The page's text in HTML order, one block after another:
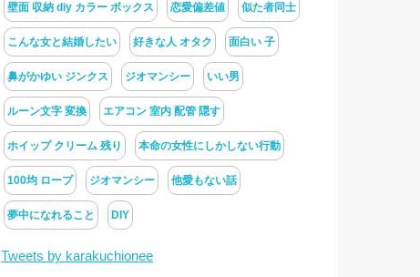
壁面 収納 diy カラー ボックス 恋愛偏差値 似た者同士
こんな女と結婚したい 好きな人 オタク 面白い 子
鼻がかゆい ジンクス ジオマンシー いい男
ルーン文字 変換 エアコン 室内 配管 隠す
ホイップ クリーム 残り 本命の女性にしかしない行動
100均 ロープ ジオマンシー 他愛もない話
夢中になれること DIY
Tweets by karakuchionee